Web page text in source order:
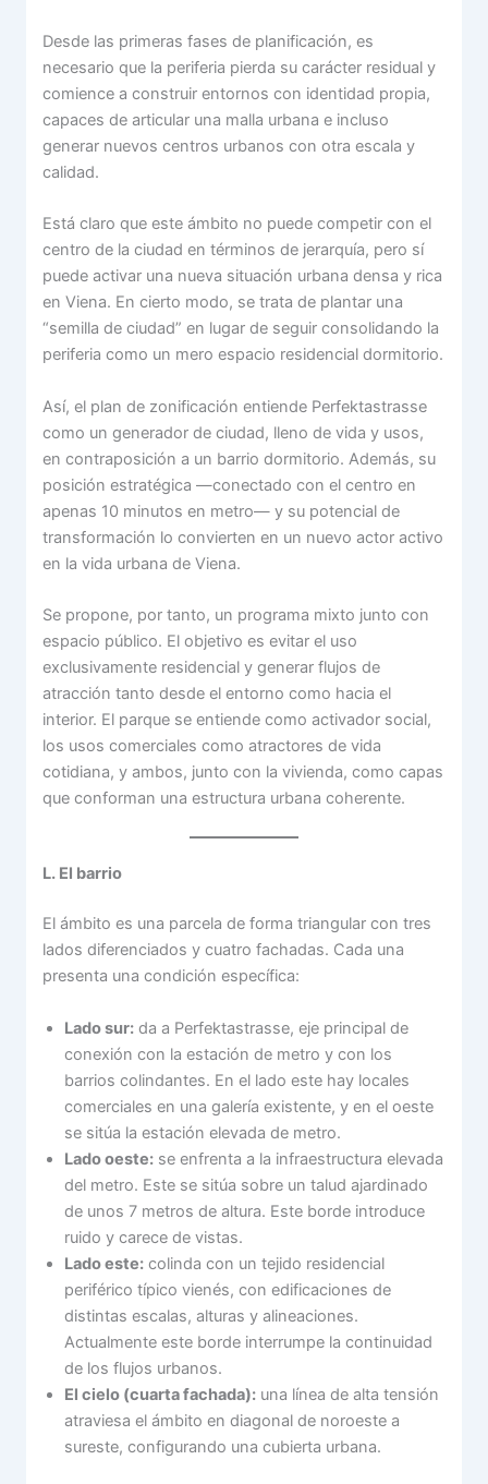
Desde las primeras fases de planificación, es
necesario que la periferia pierda su carácter residual y
comience a construir entornos con identidad propia,
capaces de articular una malla urbana e incluso
generar nuevos centros urbanos con otra escala y
calidad.
Está claro que este ámbito no puede competir con el
centro de la ciudad en términos de jerarquía, pero sí
puede activar una nueva situación urbana densa y rica
en Viena. En cierto modo, se trata de plantar una
“semilla de ciudad” en lugar de seguir consolidando la
periferia como un mero espacio residencial dormitorio.
Así, el plan de zonificación entiende Perfektastrasse
como un generador de ciudad, lleno de vida y usos,
en contraposición a un barrio dormitorio. Además, su
posición estratégica —conectado con el centro en
apenas 10 minutos en metro— y su potencial de
transformación lo convierten en un nuevo actor activo
en la vida urbana de Viena.
Se propone, por tanto, un programa mixto junto con
espacio público. El objetivo es evitar el uso
exclusivamente residencial y generar flujos de
atracción tanto desde el entorno como hacia el
interior. El parque se entiende como activador social,
los usos comerciales como atractores de vida
cotidiana, y ambos, junto con la vivienda, como capas
que conforman una estructura urbana coherente.
L. El barrio
El ámbito es una parcela de forma triangular con tres
lados diferenciados y cuatro fachadas. Cada una
presenta una condición específica:
Lado sur:da a Perfektastrasse, eje principal de
conexión con la estación de metro y con los
barrios colindantes. En el lado este hay locales
comerciales en una galería existente, y en el oeste
se sitúa la estación elevada de metro.
Lado oeste:se enfrenta a la infraestructura elevada
del metro. Este se sitúa sobre un talud ajardinado
de unos 7 metros de altura. Este borde introduce
ruido y carece de vistas.
Lado este:colinda con un tejido residencial
periférico típico vienés, con edificaciones de
distintas escalas, alturas y alineaciones.
Actualmente este borde interrumpe la continuidad
de los flujos urbanos.
El cielo (cuarta fachada):una línea de alta tensión
atraviesa el ámbito en diagonal de noroeste a
sureste, configurando una cubierta urbana.